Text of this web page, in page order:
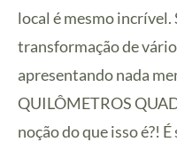
local é mesmo incrível.
transformação de
apresentando nada
QUILÔMETROS
noção do que isso é?!